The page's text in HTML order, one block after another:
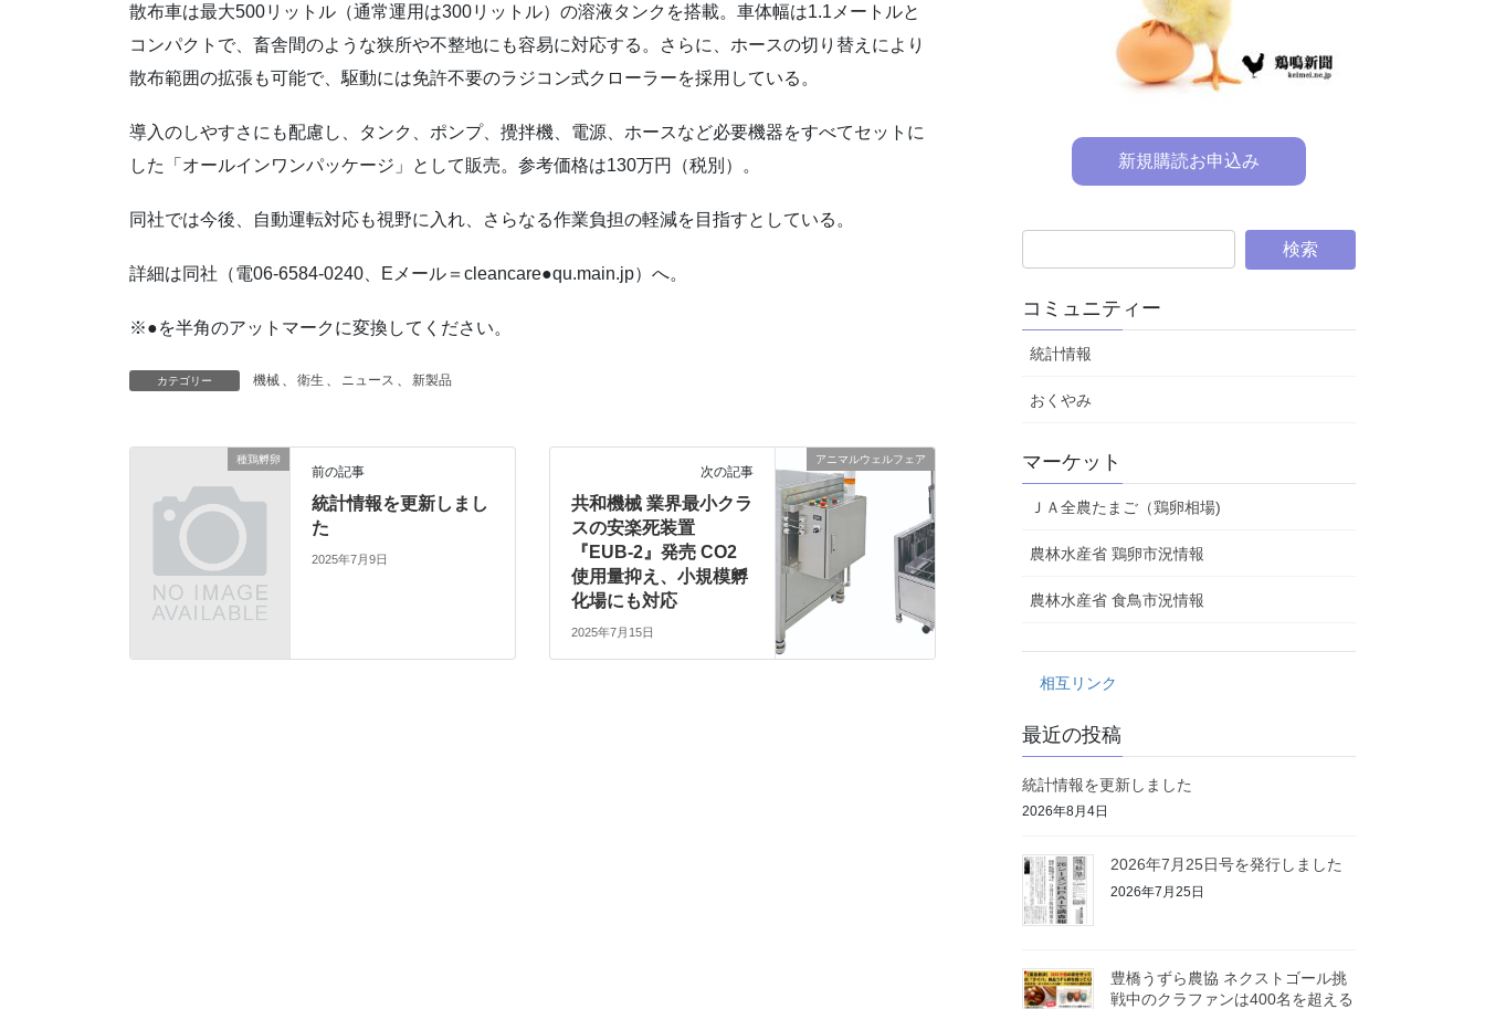
散布車は最大500リットル（通常運用は300リットル）の溶液タンクを搭載。車体幅は1.1メートルと
コンパクトで、畜舎間のような狭所や不整地にも容易に対応する。さらに、ホースの切り替えにより
散布範囲の拡張も可能で、駆動には免許不要のラジコン式クローラーを採用している。
導入のしやすさにも配慮し、タンク、ポンプ、攪拌機、電源、ホースなど必要機器をすべてセットに
した「オールインワンパッケージ」として販売。参考価格は130万円（税別）。
同社では今後、自動運転対応も視野に入れ、さらなる作業負担の軽減を目指すとしている。
詳細は同社（電06-6584-0240、Eメール＝cleancare●qu.main.jp）へ。
※●を半角のアットマークに変換してください。
カテゴリー 機械 衛生 ニュース 新製品
種鶏孵卵
前の記事
統計情報を更新しまし
た
2025年7月9日
アニマルウェルフェア
次の記事
共和機械 業界最小クラ
スの安楽死装置
『EUB-2』発売 CO2
使用量抑え、小規模孵
化場にも対応
2025年7月15日
新規購読お申込み
コミュニティー
統計情報
おくやみ
マーケット
ＪＡ全農たまご（鶏卵相場)
農林水産省 鶏卵市況情報
農林水産省 食鳥市況情報
相互リンク
最近の投稿
統計情報を更新しました
2026年8月4日
2026年7月25日号を発行しました
2026年7月25日
豊橋うずら農協 ネクストゴール挑
戦中のクラファンは400名を超える